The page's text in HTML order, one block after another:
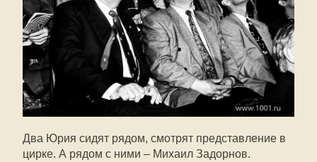
Два Юрия сидят рядом, смотрят представление в
цирке. А рядом с ними – Михаил Задорнов.